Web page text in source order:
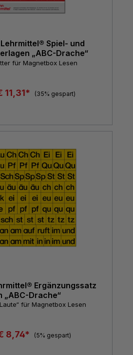
Spiel- und
„ABC-Drache“
für Magnetbox Lesen
11,31* (35% gespart)
Ergänzungssatz
„ABC-Drache“
für Magnetbox Lesen
8,74* (5% gespart)